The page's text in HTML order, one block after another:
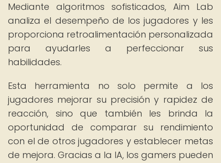
Mediante algoritmos sofisticados, Aim Lab
analiza el desempeño de los jugadores y les
proporciona retroalimentación personalizada
para ayudarles a perfeccionar sus
habilidades.
Esta herramienta no solo permite a los
jugadores mejorar su precisión y rapidez de
reacción, sino que también les brinda la
oportunidad de comparar su rendimiento
con el de otros jugadores y establecer metas
de mejora. Gracias a la IA, los gamers pueden